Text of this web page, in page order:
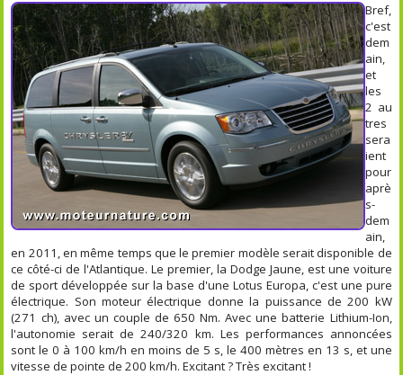
Bref,
c'est
dem
ain,
et
les
2 au
tres
sera
ient
pour
aprè
s-
dem
ain,
en 2011, en même temps que le premier modèle serait disponible de
ce côté-ci de l'Atlantique. Le premier, la Dodge Jaune, est une voiture
de sport développée sur la base d'une Lotus Europa, c'est une pure
électrique. Son moteur électrique donne la puissance de 200 kW
(271 ch), avec un couple de 650 Nm. Avec une batterie Lithium-Ion,
l'autonomie serait de 240/320 km. Les performances annoncées
sont le 0 à 100 km/h en moins de 5 s, le 400 mètres en 13 s, et une
vitesse de pointe de 200 km/h. Excitant ? Très excitant !